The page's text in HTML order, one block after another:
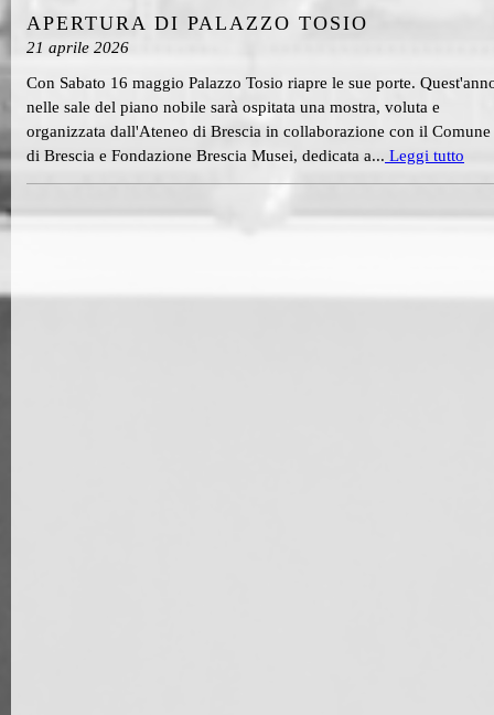
APERTURA DI PALAZZO TOSIO
21 aprile 2026
Con Sabato 16 maggio Palazzo Tosio riapre le sue porte.
nelle sale del piano nobile sarà ospitata una mostra, voluta e
organizzata dall'Ateneo di Brescia in collaborazione con il Comune
di Brescia e Fondazione Brescia Musei, dedicata a... Leggi tutto